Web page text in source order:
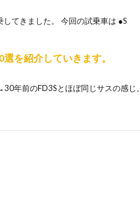
てきました。 今回の試乗車は ●S
を紹介していきます。
年前のFD3Sとほぼ同じサスの感じ。